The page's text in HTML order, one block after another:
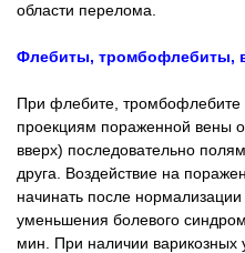
области перелома.
Флебиты, тромбофлебиты,
При флебите, тромбофлебите
проекциям пораженной вены
вверх) последовательно
друга. Воздействие на
начинать после
уменьшения болевого
мин. При наличии варикозных